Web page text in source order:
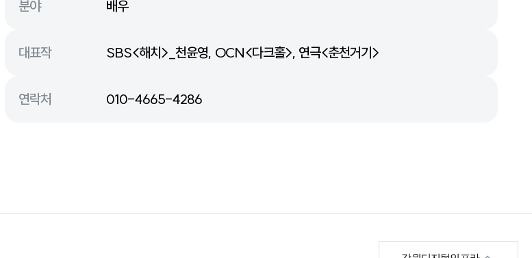
분야 배우
대표작 SBS<해치>_천윤영, OCN<다크홀>, 연극<춘천거기>
연락처 010-4665-4286
한국영상위원회